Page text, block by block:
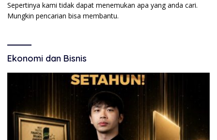
Sepertinya kami tidak dapat menemukan apa yang anda cari.
Mungkin pencarian bisa membantu.
Ekonomi dan Bisnis